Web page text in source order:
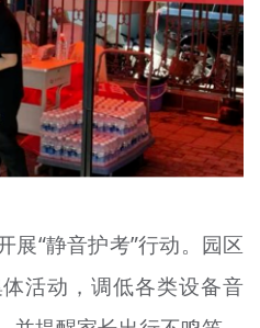
展“静音护考”行动。园区
活动，调低各类设备音